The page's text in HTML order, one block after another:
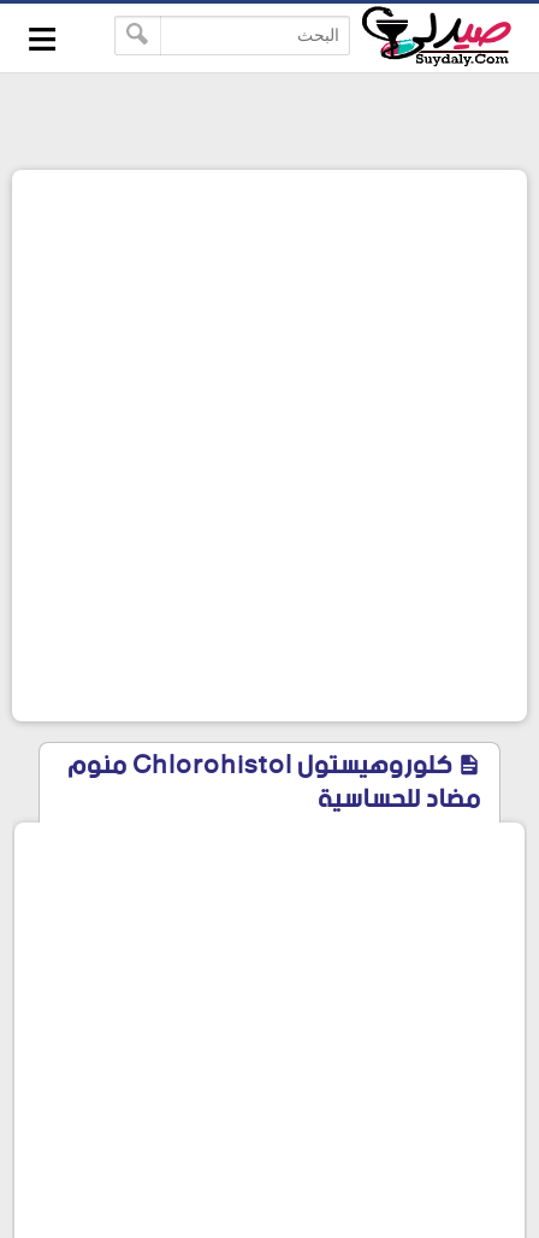
-->
google-site-verification=pbBDctPvwZJkSEHg2-
vmZ_yu86_9u3jQJgGN9H2FF9w
≡
كلوروهيستول Chlorohistol منوم
مضاد للحساسية